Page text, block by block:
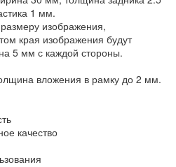
1 мм.
изображения,
края изображения будут
5 мм с каждой стороны.
вложения в рамку до 2 мм.
качество